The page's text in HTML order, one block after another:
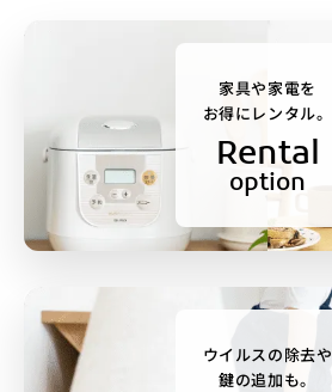
家具や家電を
お得にレンタル。
Rental
option
ウイルスの除去や
鍵の追加も。